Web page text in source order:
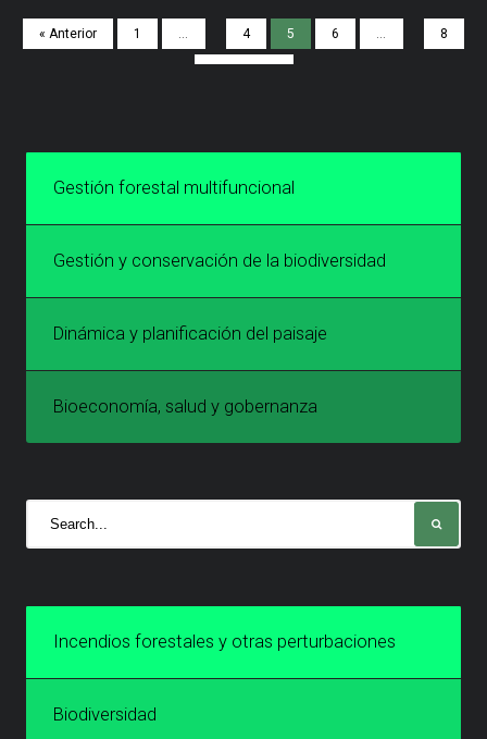
« Anterior 1 4 5 6 8
Siguiente »
Gestión forestal multifuncional
Gestión y conservación de la biodiversidad
Dinámica y planificación del paisaje
Bioeconomía, salud y gobernanza
Incendios forestales y otras perturbaciones
Biodiversidad